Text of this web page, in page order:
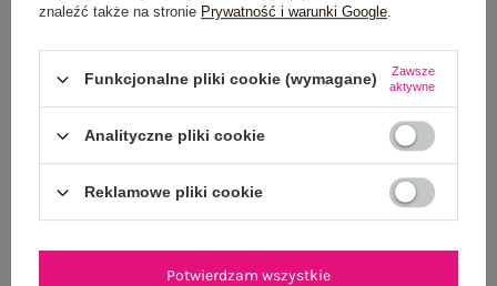
NEWSLETTER
znaleźć także na stronie Prywatność i warunki Google.
Funkcjonalne pliki cookie (wymagane)
Zawsze
aktywne
Analityczne pliki cookie
Reklamowe pliki cookie
Potwierdzam wszystkie